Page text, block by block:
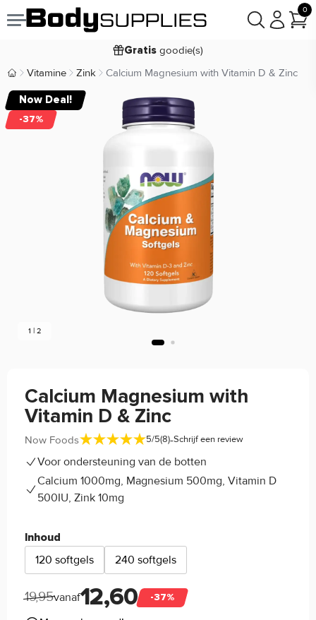
0
Voor 19:00 besteld,morgen bezorgd
Gratis goodie(s)
Laagsteprijsgarantie
9,2/10
Body Supplies | Sportvoeding en Supplementen
Vitamine Zink Calcium Magnesium with Vitamin D & Zinc
Now Deal!
-37%
1 | 2
Calcium Magnesium with
Vitamin D & Zinc
Now Foods 5/5(8)-Schrijf een review
Voor ondersteuning van de botten
Calcium 1000mg, Magnesium 500mg, Vitamin D
500IU, Zink 10mg
Inhoud
120 softgels 240 softgels
19,95vanaf12,60 -37%